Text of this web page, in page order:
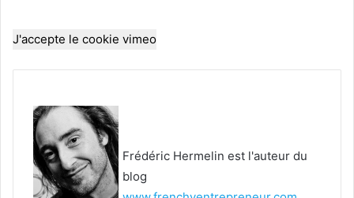
J'accepte le cookie vimeo
Frédéric Hermelin est l'auteur du
blog